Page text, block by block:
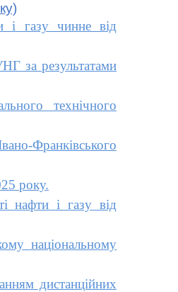
і газу чинне від
за результатами
технічного
Франківського
року.
нафти і газу від
національному
дистанційних